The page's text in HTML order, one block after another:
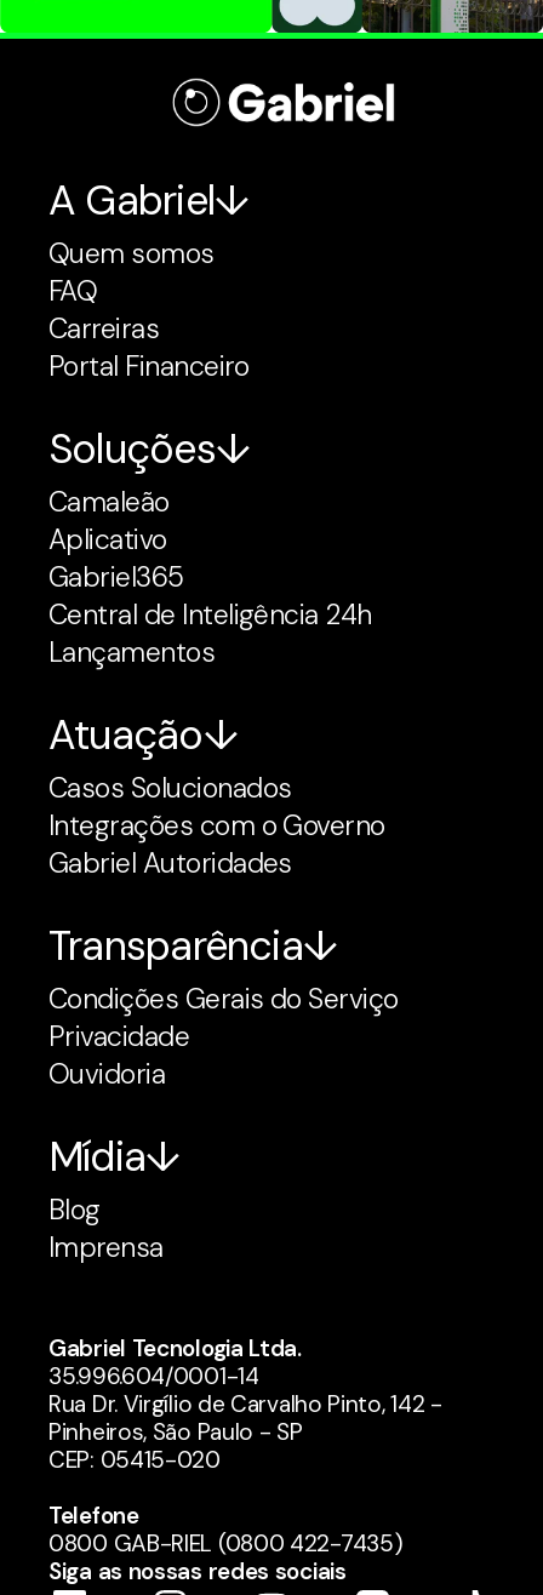
A Gabriel
Quem somos
FAQ
Carreiras
Portal Financeiro
Soluções
Camaleão
Aplicativo
Gabriel365
Central de Inteligência 24h
Lançamentos
Atuação
Casos Solucionados
Integrações com o Governo
Gabriel Autoridades
Transparência
Condições Gerais do Serviço
Privacidade
Ouvidoria
Mídia
Blog
Imprensa
Gabriel Tecnologia Ltda.
35.996.604/0001-14
Rua Dr. Virgílio de Carvalho Pinto, 142 -
Pinheiros, São Paulo - SP
CEP: 05415-020
Telefone
0800 GAB-RIEL (0800 422-7435)
Siga as nossas redes sociais